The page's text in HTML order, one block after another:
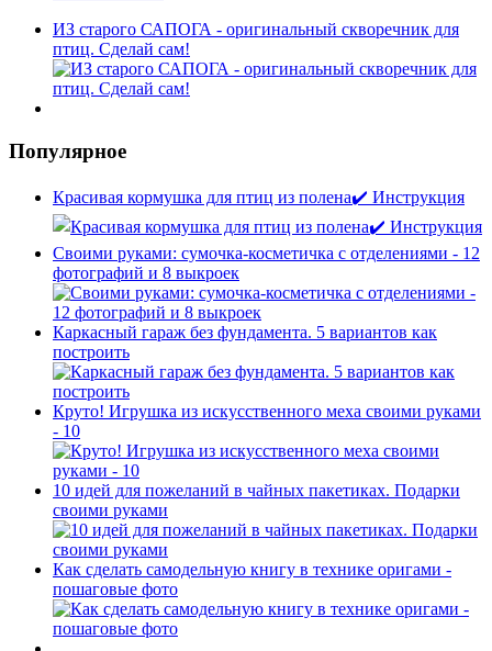
ИЗ старого САПОГА - оригинальный скворечник для
птиц. Сделай сам!
Популярное
Красивая кормушка для птиц из полена✔️ Инструкция
Своими руками: сумочка-косметичка с отделениями - 12
фотографий и 8 выкроек
Каркасный гараж без фундамента. 5 вариантов как
построить
Круто! Игрушка из искусственного меха своими руками
- 10
10 идей для пожеланий в чайных пакетиках. Подарки
своими руками
Как сделать самодельную книгу в технике оригами -
пошаговые фото